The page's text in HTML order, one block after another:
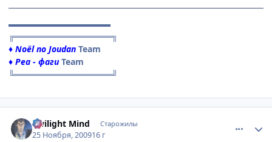
▬▬▬▬▬▬▬▬▬▬▬▬
╔════════════════╗
♦ Noёl no Joudan Team
♦ Реа - фагиTeam
╚════════════════╝
Twilight Mind Старожилы
25 Ноября, 200916 г